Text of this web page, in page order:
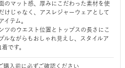
のマット感、厚みにこだわった素材を使
けじゃなく、アスレジャーウェアとして
イテム。
ツのウエスト位置とトップスの長さにこ
ルながらもおしゃれ見えし、スタイルア
です。
購入前に必ずご確認ください